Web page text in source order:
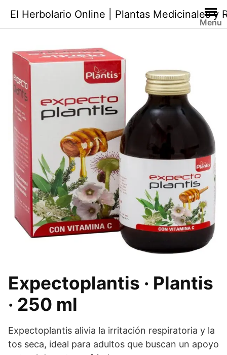
contenido
El Herbolario Online | Plantas Medicinales y
Menu
Expectoplantis · Plantis
· 250 ml
Expectoplantis alivia la irritación respiratoria y la
tos seca, ideal para adultos que buscan un apoyo